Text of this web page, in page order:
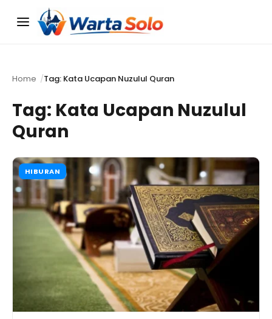
Menu
Home Tag: Kata Ucapan Nuzulul Quran
Tag: Kata Ucapan Nuzulul
Quran
HIBURAN